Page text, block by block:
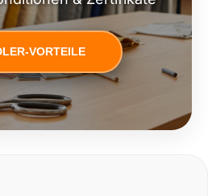
VORTEILE